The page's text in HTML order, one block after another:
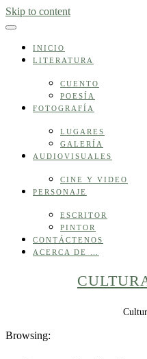
Skip to content
INICIO
LITERATURA
CUENTO
POESÍA
FOTOGRAFÍA
LUGARES
GALERÍA
AUDIOVISUALES
CINE Y VIDEO
PERSONAJE
ESCRITOR
PINTOR
CONTÁCTENOS
ACERCA DE …
Browsing: